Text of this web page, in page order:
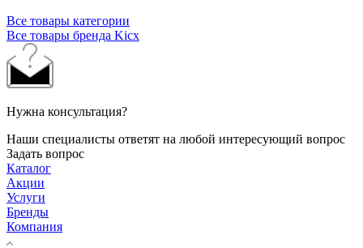
Все товары категории
Все товары бренда Kicx
Нужна консультация?
Наши специалисты ответят на любой интересующий вопрос
Задать вопрос
Каталог
Акции
Услуги
Бренды
Компания